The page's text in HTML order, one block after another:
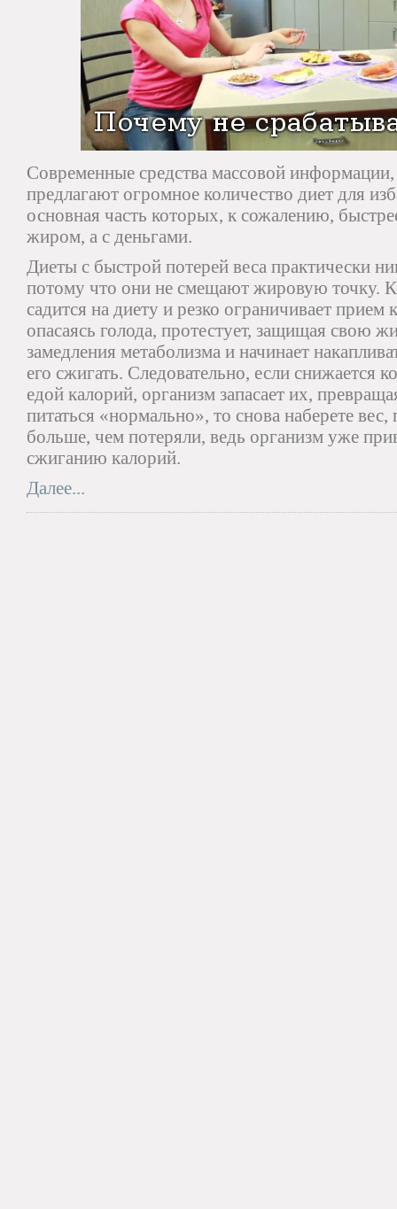
Современные средства массовой информации,
предлагают огромное количество диет для
основная часть которых, к сожалению,
жиром, а с деньгами.
Диеты с быстрой потерей веса практически
потому что они не смещают жировую точку.
садится на диету и резко ограничивает прием
опасаясь голода, протестует, защищая свою
замедления метаболизма и начинает
его сжигать. Следовательно, если снижается
едой калорий, организм запасает их,
питаться «нормально», то снова наберете
больше, чем потеряли, ведь организм уже
сжиганию калорий.
Далее...